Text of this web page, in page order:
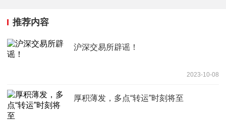
推荐内容
沪深交易所辟谣！
2023-10-08
厚积薄发，多点“转运”时刻将至